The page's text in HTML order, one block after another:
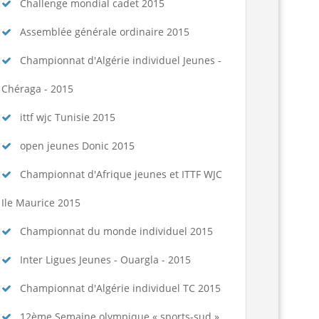
Challenge mondial cadet 2015
Assemblée générale ordinaire 2015
Championnat d'Algérie individuel Jeunes -
Chéraga - 2015
ittf wjc Tunisie 2015
open jeunes Donic 2015
Championnat d'Afrique jeunes et ITTF WJC
Ile Maurice 2015
Championnat du monde individuel 2015
Inter Ligues Jeunes - Ouargla - 2015
Championnat d'Algérie individuel TC 2015